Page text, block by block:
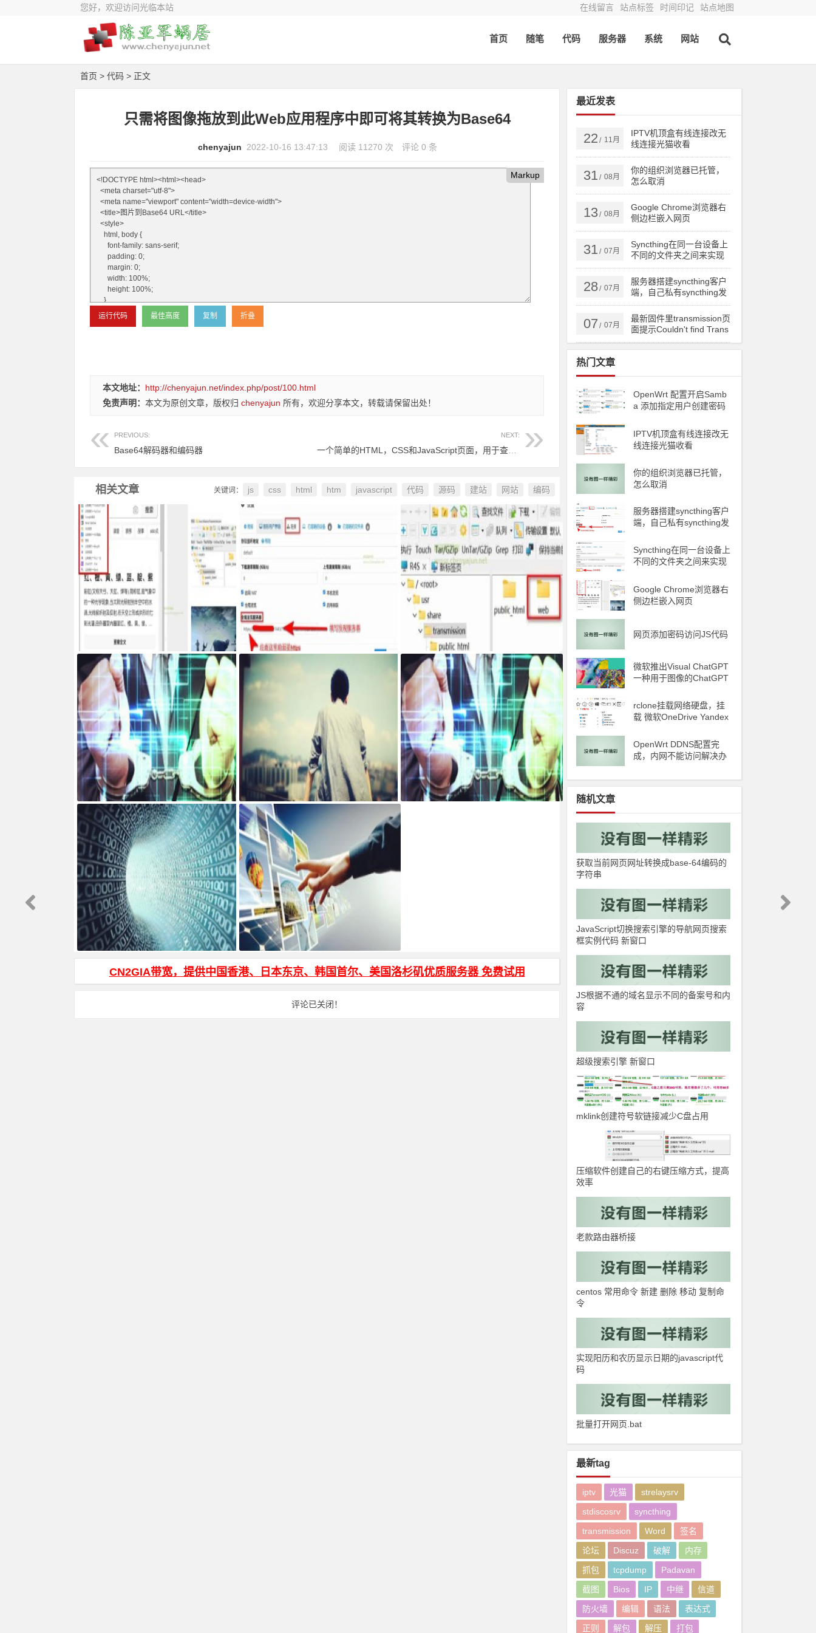
您好，欢迎访问光临本站 在线留言 站点标签 时间印记 站点地图
首页 随笔 代码 服务器 系统 网站
首页 > 代码 > 正文
只需将图像拖放到此Web应用程序中即可将其转换为Base64
chenyajun 2022-10-16 13:47:13 阅读 11270 次 评论 0 条
Markup
本文地址： http://chenyajun.net/index.php/post/100.html
免责声明： 本文为原创文章，版权归 chenyajun 所有，欢迎分享本文，转载请保留出处！
PREVIOUS:
Base64解码器和编码器
NEXT:
相关文章 关键词： js css html htm javascript 代码 源码 建站 网站 编码
Google Chrome浏览器右侧边栏嵌入网页
服务器搭建syncthing客户端，自己私有sy
ncthing发现服务器和中继服务器
最新固件里transmission页面提示Could
n't find Transmission's web interface file
s错误
网页添加密码访问JS代码 宝塔面板搭建可道云 可访问系统目录方法 AdGuard Home和网站共存安装方法
WinSCP 中文名乱码说明 js页面跳转 和 js打开新窗口 方法
CN2GIA带宽，提供中国香港、日本东京、韩国首尔、美国洛杉矶优质服务器 免费试用
评论已关闭！
最近发表
22 / 11月
IPTV机顶盒有线连接改无
线连接光猫收看
31 / 08月
你的组织浏览器已托管，
怎么取消
13/ 08月
Google Chrome浏览器右
侧边栏嵌入网页
31 / 07月
Syncthing在同一台设备上
不同的文件夹之间来实现
文件夹的同步 利用Syncthi
ng备份到云储存
28/ 07月
服务器搭建syncthing客户
端，自己私有syncthing发
现服务器和中继服务器
07 / 07月
最新固件里transmission页
面提示Couldn't find Trans
mission's web interface fil
es错误
热门文章
OpenWrt 配置开启Samb
a 添加指定用户创建密码
IPTV机顶盒有线连接改无
线连接光猫收看
你的组织浏览器已托管，
怎么取消
服务器搭建syncthing客户
端，自己私有syncthing发
Syncthing在同一台设备上
不同的文件夹之间来实现
ing备份到云储存
Google Chrome浏览器右
侧边栏嵌入网页
网页添加密码访问JS代码
微软推出Visual ChatGPT
一种用于图像的ChatGPT
T 4 将能够制作视频
rclone挂载网络硬盘，挂
载 微软OneDrive Yandex
OS
OpenWrt DDNS配置完
成，内网不能访问解决办
随机文章
获取当前网页网址转换成base-64编码的
字符串
JavaScript切换搜索引擎的导航网页搜索
框实例代码 新窗口
JS根据不通的域名显示不同的备案号和内
容
超级搜索引擎 新窗口
mklink创建符号软链接减少C盘占用
压缩软件创建自己的右键压缩方式，提高
效率
老款路由器桥接
centos 常用命令 新建 删除 移动 复制命
令
实现阳历和农历显示日期的javascript代
码
批量打开网页.bat
最新tag
iptv 光猫
strelaysrv
stdiscosrv
syncthing
transmission
Word
签名
论坛
Discuz 破解
内存
抓包
tcpdump
Padavan
截图
Bios IP 中继
信道
防火墙
编辑 语法
表达式
正则
解包 解压 打包